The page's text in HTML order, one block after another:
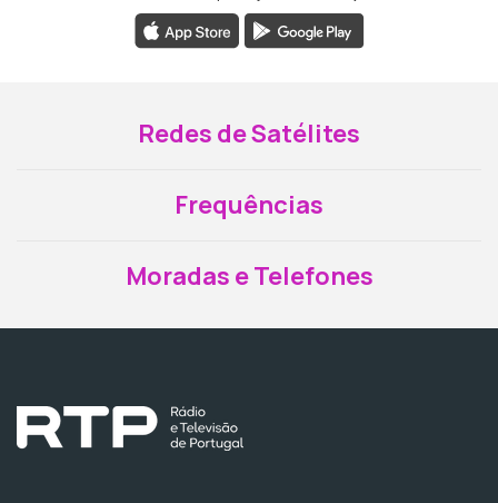
Redes de Satélites
Frequências
Moradas e Telefones